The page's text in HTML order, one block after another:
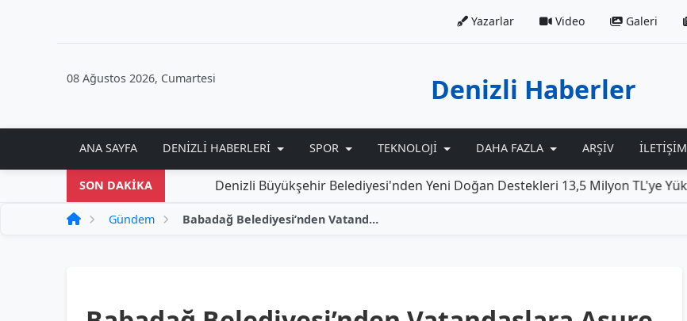
Yazarlar Video Galeri
08 Ağustos 2026, Cumartesi Denizli Haberler
ANA SAYFA DENIZLI HABERLERI SPOR TEKNOLOJI DAHA FAZLA ARŞIV İLETIŞIM
SON DAKİKA Denizli Büyükşehir Belediyesi'nden Yeni Doğan Destekleri 13,5 Milyon TL'ye Yükseldi
Gündem Babadağ Belediyesi’nden Vatandaşlara Aşure İkramı Etkinliği Düzenlendi